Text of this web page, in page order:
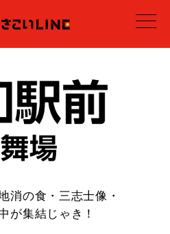
消の食・三志士像・
が集結じゃき！